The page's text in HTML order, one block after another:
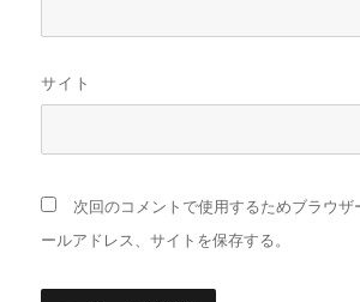
サイト
次回のコメントで使用するためブラウザ
ールアドレス、サイトを保存する。